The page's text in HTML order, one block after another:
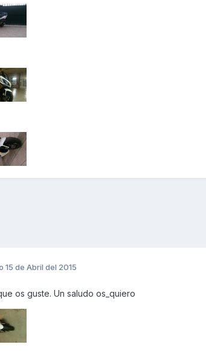
15 de Abril del 2015
os guste. Un saludo os_quiero